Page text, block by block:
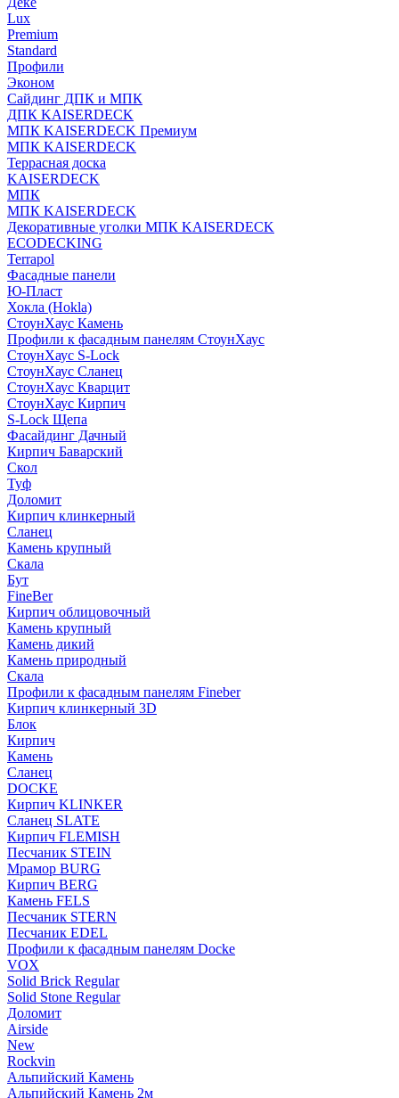
Lux
Premium
Standard
Профили
Эконом
Сайдинг ДПК и МПК
ДПК KAISERDECK
МПК KAISERDECK Премиум
МПК KAISERDECK
Террасная доска
KAISERDECK
МПК
МПК KAISERDECK
Декоративные уголки МПК KAISERDECK
ECODECKING
Terrapol
Фасадные панели
Ю-Пласт
Хокла (Hokla)
СтоунХаус Камень
Профили к фасадным панелям СтоунХаус
СтоунХаус S-Lock
СтоунХаус Сланец
СтоунХаус Кварцит
СтоунХаус Кирпич
S-Lock Щепа
Фасайдинг Дачный
Кирпич Баварский
Скол
Туф
Доломит
Кирпич клинкерный
Сланец
Камень крупный
Скала
Бут
FineBer
Кирпич облицовочный
Камень крупный
Камень дикий
Камень природный
Скала
Профили к фасадным панелям Fineber
Кирпич клинкерный 3D
Блок
Кирпич
Камень
Сланец
DOCKE
Кирпич KLINKER
Сланец SLATE
Кирпич FLEMISH
Пес­ча­ник STEIN
Мрамор BURG
Кирпич BERG
Камень FELS
Пес­ча­ник STERN
Пес­ча­ник EDEL
Профили к фасадным панелям Docke
VOX
Solid Brick Regular
Solid Stone Regular
Доломит
Airside
New
Rockvin
Альпийский Камень
Альпийский Камень 2м